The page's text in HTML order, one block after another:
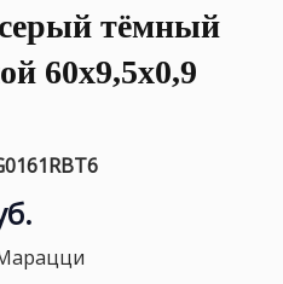
тёмный
60x9,5x0,9